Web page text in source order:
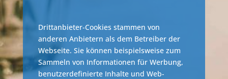
Drittanbieter-Cookies stammen von
anderen Anbietern als dem Betreiber der
Webseite. Sie können beispielsweise zum
Sammeln von Informationen für Werbung,
benutzerdefinierte Inhalte und Web-